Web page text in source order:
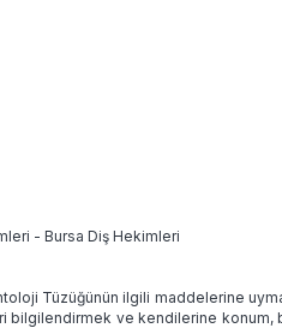
- Bursa Diş Hekimleri
Tüzüğünün ilgili maddelerine
bilgilendirmek ve kendilerine